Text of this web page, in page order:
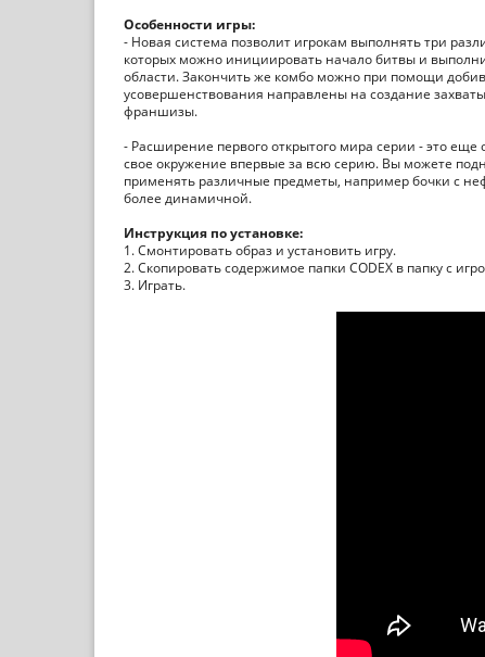
Особенности игры:
- Новая система позволит игрокам выполнять три
которых можно инициировать начало битвы и
области. Закончить же комбо можно при помощи
усовершенствования направлены на создание
франшизы.
- Расширение первого открытого мира серии - это
свое окружение впервые за всю серию. Вы можете
применять различные предметы, например бочки с
более динамичной.
Инструкция по установке:
1. Смонтировать образ и установить игру.
2. Скопировать содержимое папки CODEX в папку с
3. Играть.